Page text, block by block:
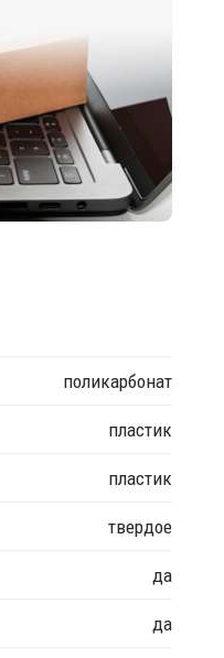
поликарбонат
пластик
пластик
твердое
да
да